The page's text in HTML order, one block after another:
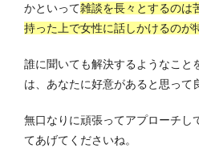
かといって雑談を長々とするのは
持った上で女性に話しかけるのが
誰に聞いても解決するようなこと
は、あなたに好意があると思って
無口なりに頑張ってアプローチし
てあげてくださいね。